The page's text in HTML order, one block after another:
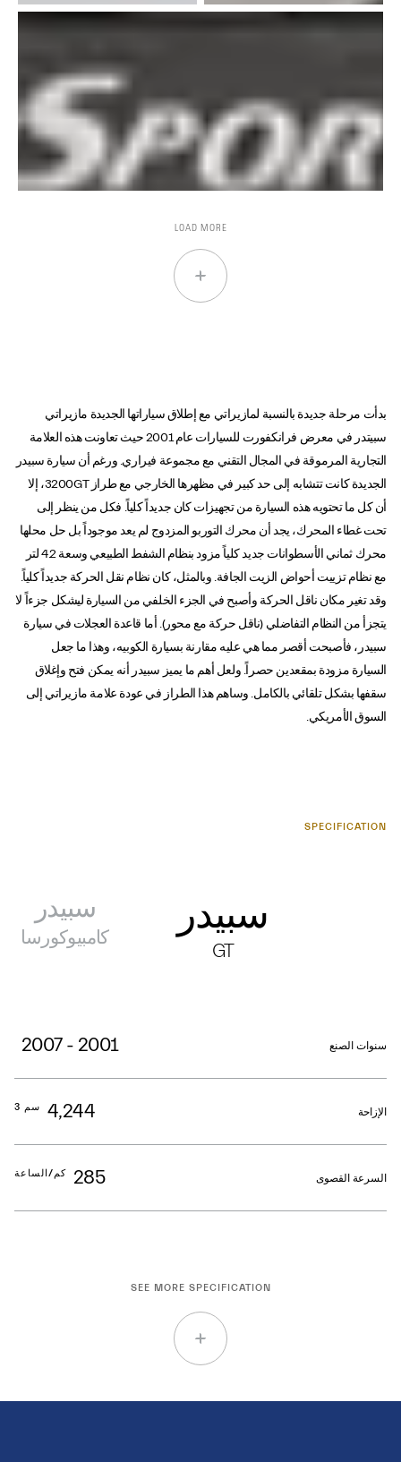
LOAD MORE
بدأت مرحلة جديدة بالنسبة لمازيراتي مع إطلاق سياراتها الجديدة مازيراتي
سبيتدر في معرض فرانكفورت للسيارات عام 2001 حيث تعاونت هذه العلامة
التجارية المرموقة في المجال التقني مع مجموعة فيراري. ورغم أن سيارة سبيدر
الجديدة كانت تتشابه إلى حد كبير في مظهرها الخارجي مع طراز 3200GT، إلا
أن كل ما تحتويه هذه السيارة من تجهيزات كان جديداً كلياً. فكل من ينظر إلى
تحت غطاء المحرك، يجد أن محرك التوربو المزدوج لم يعد موجوداً بل حل محلها
محرك ثماني الأسطوانات جديد كلياً مزود بنظام الشفط الطبيعي وسعة 4.2 لتر
مع نظام تزييت أحواض الزيت الجافة. وبالمثل، كان نظام نقل الحركة جديداً كلياً.
وقد تغير مكان ناقل الحركة وأصبح في الجزء الخلفي من السيارة ليشكل جزءاً لا
يتجزأ من النظام التفاضلي (ناقل حركة مع محور). أما قاعدة العجلات في سيارة
سبيدر، فأصبحت أقصر مما هي عليه مقارنة بسيارة الكوبيه، وهذا ما جعل
السيارة مزودة بمقعدين حصراً. ولعل أهم ما يميز سبيدر أنه يمكن فتح وإغلاق
سقفها بشكل تلقائي بالكامل. وساهم هذا الطراز في عودة علامة مازيراتي إلى
السوق الأمريكي.
SPECIFICATION
سبيدر
GT
سبيدر
كامبيوكورسا
سنوات الصنع 2001 - 2007
الإزاحة 4,244 سم 3
السرعة القصوى 285 كم/الساعة
SEE MORE SPECIFICATION